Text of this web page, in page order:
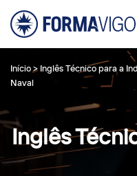
Início> Inglês Técnico para a
Naval
Inglês